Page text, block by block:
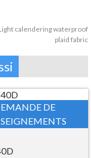
calendering waterproof
plaid fabric
DE